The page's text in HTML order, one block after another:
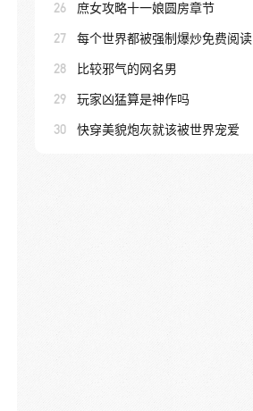
26 庶女攻略十一娘圆房章节
27 每个世界都被强制爆炒免费阅读
28 比较邪气的网名男
29 玩家凶猛算是神作吗
30 快穿美貌炮灰就该被世界宠爱